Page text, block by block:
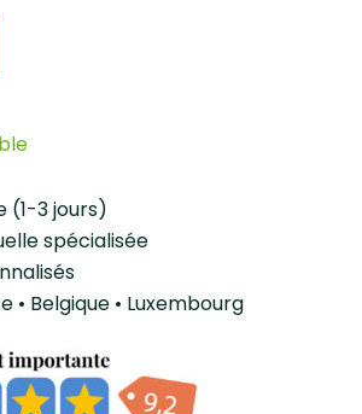
(1-3 jours)
spécialisée
• Belgique • Luxembourg